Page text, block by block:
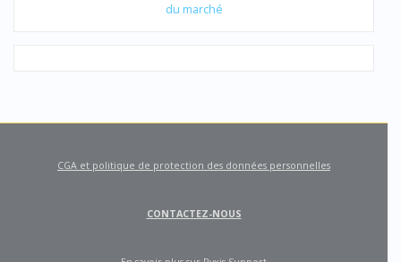
du marché
CGA et politique de protection des données personnelles
CONTACTEZ-NOUS